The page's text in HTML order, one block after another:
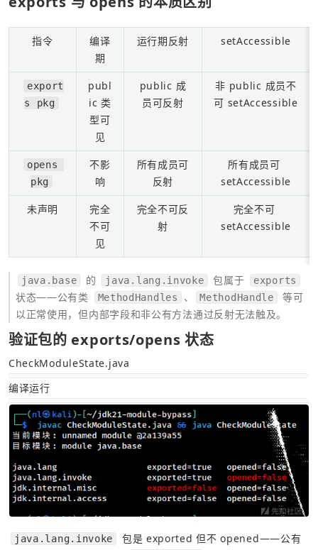
指令
编译
期
运行期反射 setAccessible
export
s pkg
publ
ic 类
型可
见
public 成
员可反射
非 public 成员不
可 setAccessible
opens
pkg
不影
响
所有成员可
反射
所有成员可
setAccessible
未声明
完全
不可
见
完全不可反
射
完全不可
setAccessible
java.base 的 java.lang.invoke 包属于 exports
状态——公有类 MethodHandles 、 MethodHandle
等可
以正常使用，但内部字段和非公有方法通过反射无法触及。
验证包的 exports/opens 状态
CheckModuleState.java
编译运行
java.lang.invoke
包是 exported 但不 opened——公有